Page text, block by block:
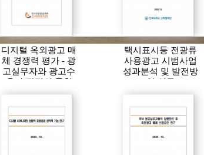
디지털 옥외광고 매
체 경쟁력 평가 - 광
고실무자와 광고수
용자 관점의 통합
택시표시등 전광류
사용광고 시범사업
성과분석 및 발전방
안 연구